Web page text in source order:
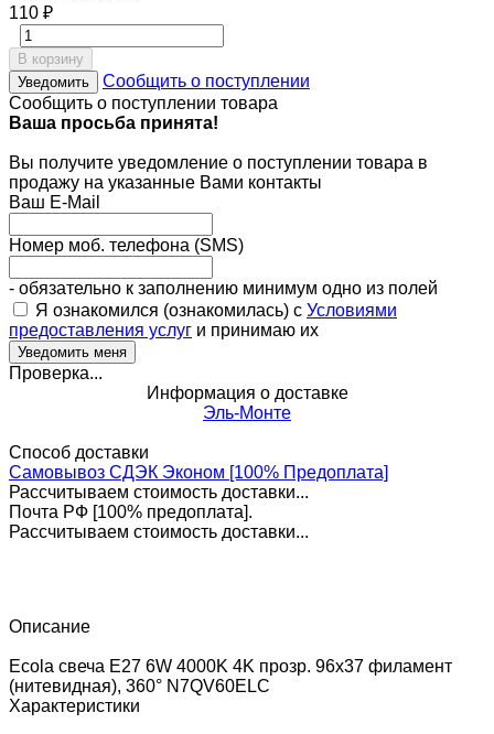
110 ₽
В корзину
Уведомить
Сообщить о поступлении
Сообщить о поступлении товара
Ваша просьба принята!
Вы получите уведомление о поступлении товара в
продажу на указанные Вами контакты
Ваш E-Mail
Номер моб. телефона (SMS)
- обязательно к заполнению минимум одно из полей
Я ознакомился (ознакомилась) с Условиями
предоставления услуг и принимаю их
Проверка...
Информация о доставке
Эль-Монте
Способ доставки
Самовывоз СДЭК Эконом [100% Предоплата]
Рассчитываем стоимость доставки...
Почта РФ [100% предоплата].
Рассчитываем стоимость доставки...
Описание
Ecola свеча E27 6W 4000K 4K прозр. 96x37 филамент
(нитевидная), 360° N7QV60ELC
Характеристики